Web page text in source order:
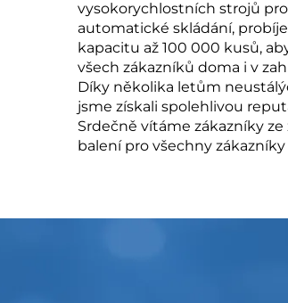
vysokorychlostních strojů
automatické skládání,
kapacitu až 100 000 kusů,
všech zákazníků doma i v
Díky několika letům
jsme získali spolehlivou
Srdečně vítáme zákazníky
balení pro všechny